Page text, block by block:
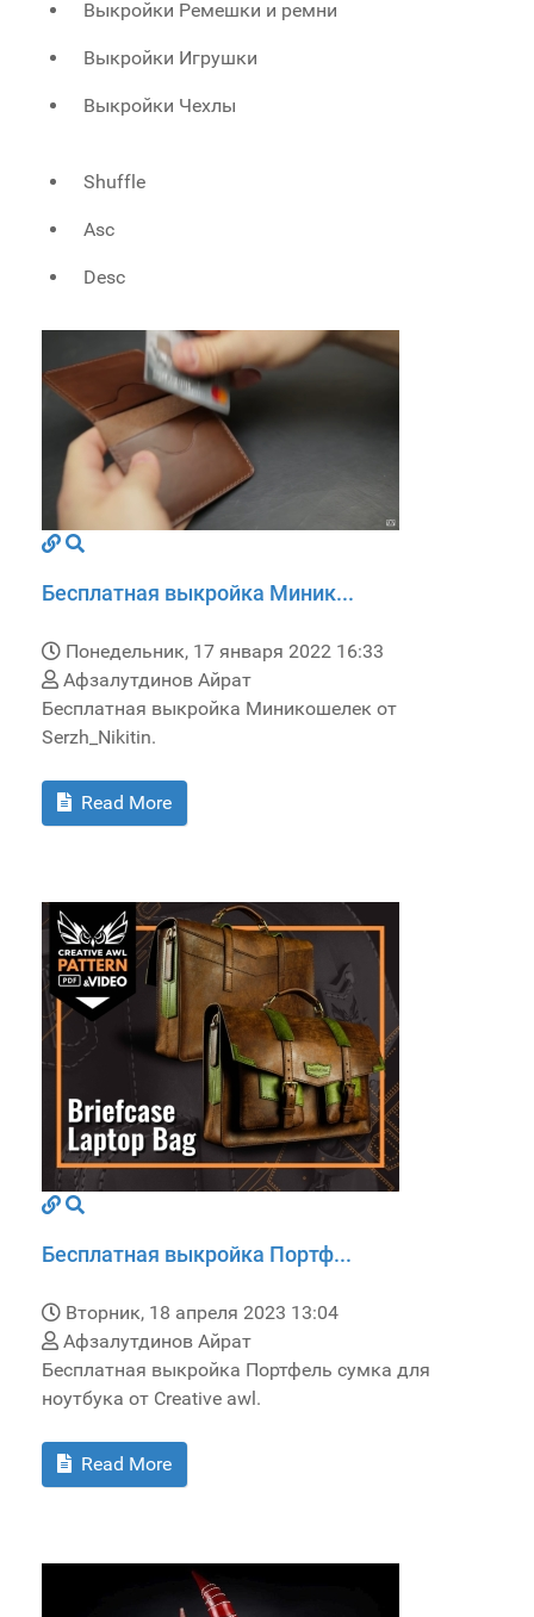
Выкройки Ремешки и ремни
Выкройки Игрушки
Выкройки Чехлы
Shuffle
Asc
Desc
Бесплатная выкройка Миник...
Понедельник, 17 января 2022 16:33
Афзалутдинов Айрат
Бесплатная выкройка Миникошелек от
Serzh_Nikitin.
Read More
Бесплатная выкройка Портф...
Вторник, 18 апреля 2023 13:04
Афзалутдинов Айрат
Бесплатная выкройка Портфель сумка для
ноутбука от Creative awl.
Read More